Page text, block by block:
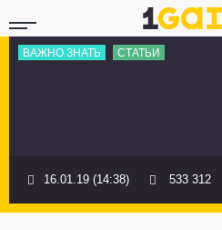
ВАЖНО ЗНАТЬ СТАТЬИ
16.01.19 (14:38) 533 312